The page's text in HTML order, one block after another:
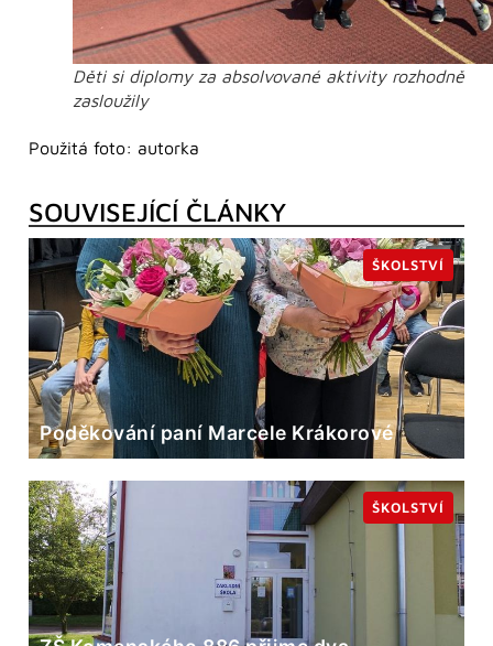
Děti si diplomy za absolvované aktivity rozhodně
zasloužily
Použitá foto: autorka
SOUVISEJÍCÍ ČLÁNKY
Poděkování paní Marcele Krákorové
ŠKOLSTVÍ
ŠKOLSTVÍ